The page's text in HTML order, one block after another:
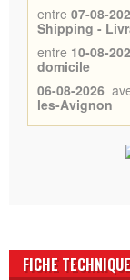
entre 07-08-
Shipping -
entre 10-08-
domicile
06-08-2026
les-Avignon
FICHE TECHNIQUE